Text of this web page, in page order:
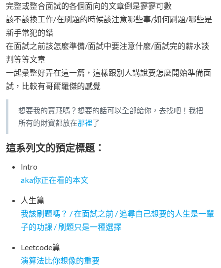
完整或整合面試的各個面向的文章倒是寥寥可數
該不該換工作/在刷題的時候該注意哪些事/如何刷題/哪些是
新手常犯的錯
在面試之前該怎麼準備/面試中要注意什麼/面試完的薪水談
判等等文章
一起彙整好弄在這一篇，這樣跟別人講說要怎麼開始準備面
試，比較有哥爾羅傑的感覺
想要我的寶藏嗎？想要的話可以全部給你，去找吧！我把
所有的財寶都放在那裡了
這系列文的預定標題：
Intro
aka你正在看的本文
人生篇
我該刷題嗎？ / 在面試之前 / 追尋自己想要的人生是一輩
子的功課 / 刷題只是一種選擇
Leetcode篇
演算法比你想像的重要